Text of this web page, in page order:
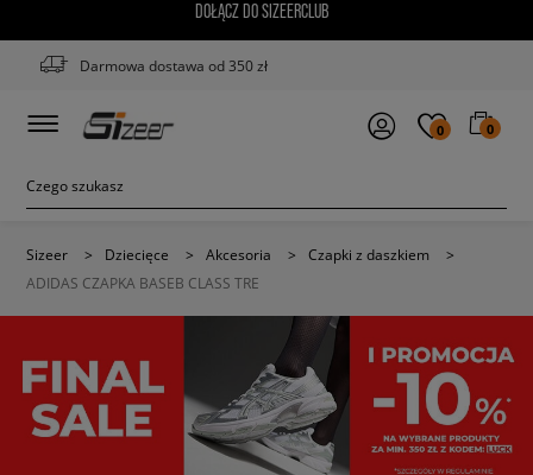
DOŁĄCZ DO SIZEERCLUB
Darmowa dostawa od 350 zł
0 0
Sizeer > Dziecięce > Akcesoria > Czapki z daszkiem
>
ADIDAS CZAPKA BASEB CLASS TRE